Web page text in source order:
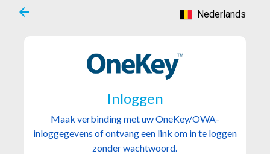
arrow_back Nederlands
Inloggen
Maak verbinding met uw OneKey/OWA-
inloggegevens of ontvang een link om in te loggen
zonder wachtwoord.